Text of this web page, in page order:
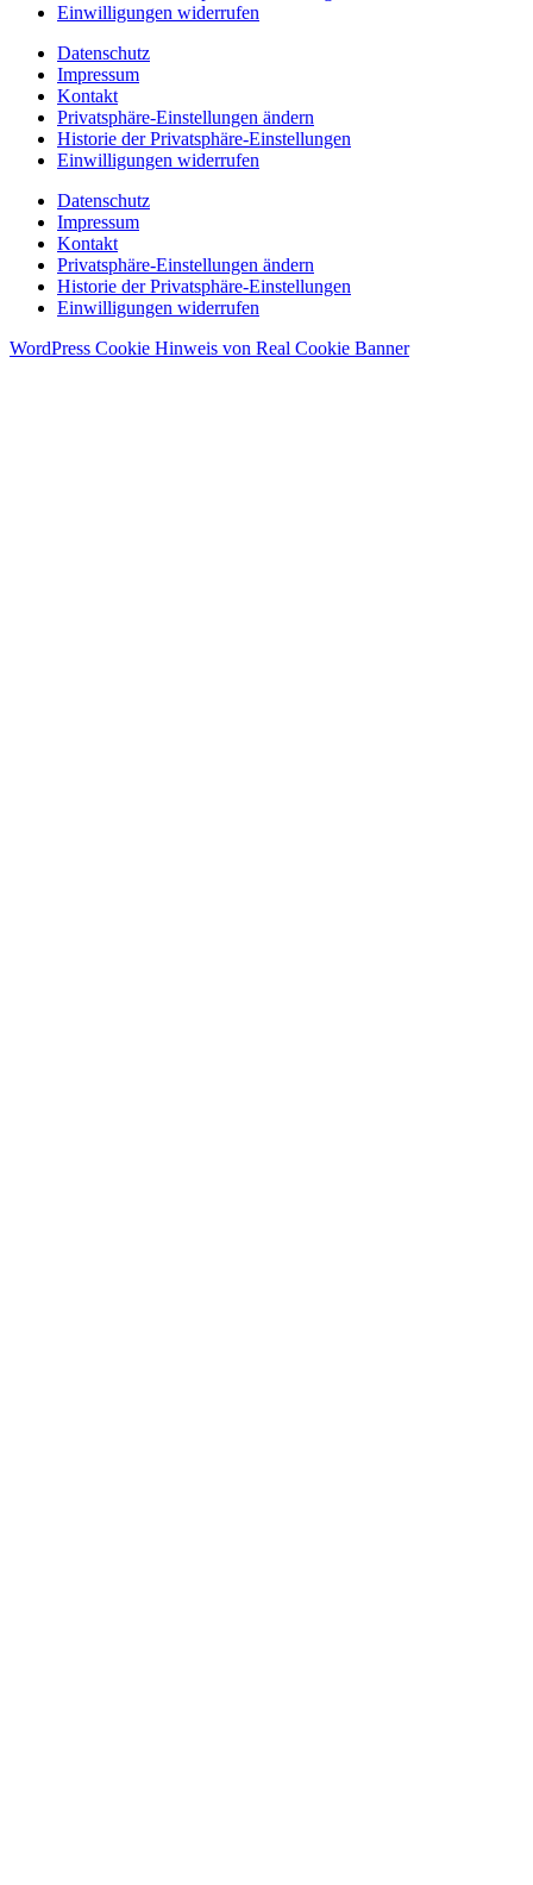
Einwilligungen widerrufen
Datenschutz
Impressum
Kontakt
Privatsphäre-Einstellungen ändern
Historie der Privatsphäre-Einstellungen
Einwilligungen widerrufen
Datenschutz
Impressum
Kontakt
Privatsphäre-Einstellungen ändern
Historie der Privatsphäre-Einstellungen
Einwilligungen widerrufen
WordPress Cookie Hinweis von Real Cookie Banner